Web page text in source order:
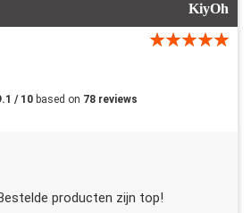
KiyOh
/ 10 based on 78 reviews
producten zijn top!